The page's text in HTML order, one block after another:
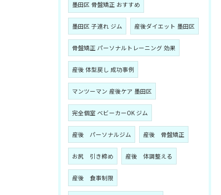
墨田区 骨盤矯正 おすすめ
墨田区 子連れ ジム 産後ダイエット 墨田区
骨盤矯正 パーソナルトレーニング 効果
産後 体型戻し 成功事例
マンツーマン 産後ケア 墨田区
完全個室 ベビーカーOK ジム
産後 パーソナルジム 産後 骨盤矯正
お尻 引き締め 産後 体調整える
産後 食事制限